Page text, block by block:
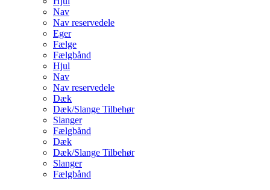
Nav
Nav reservedele
Eger
Fælge
Fælgbånd
Hjul
Nav
Nav reservedele
Dæk
Dæk/Slange Tilbehør
Slanger
Fælgbånd
Dæk
Dæk/Slange Tilbehør
Slanger
Fælgbånd